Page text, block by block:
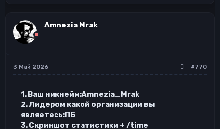
ц
и
и
:
Amnezia Mrak
3 Май 2026 #770
1. Ваш никнейм:Amnezia_Mrak
2. Лидером какой организации вы
являетесь:ПБ
3. Скриншот статистики + /time